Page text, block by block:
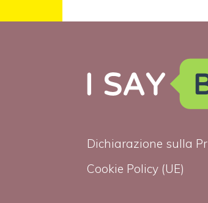
Dichiarazione sulla
Cookie Policy (UE)